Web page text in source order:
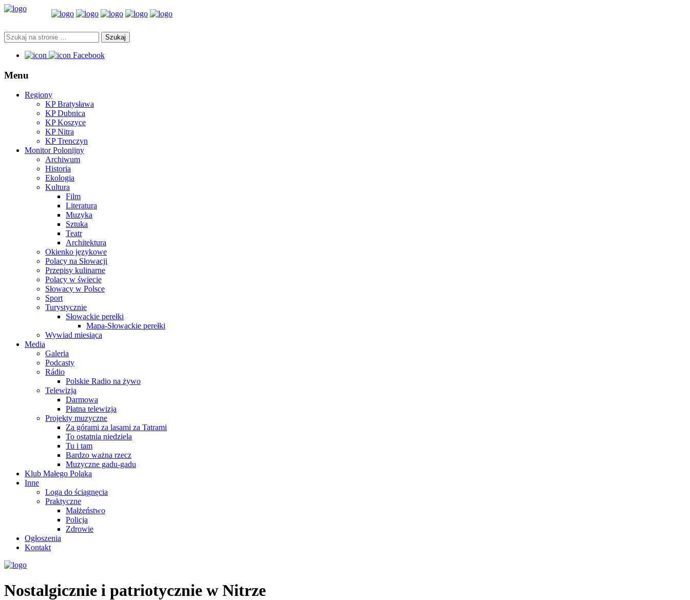
Facebook
Menu
Regiony
KP Bratysława
KP Dubnica
KP Koszyce
KP Nitra
KP Trenczyn
Monitor Polonijny
Archiwum
Historia
Ekologia
Kultura
Film
Literatura
Muzyka
Sztuka
Teatr
Architektura
Okienko językowe
Polacy na Słowacji
Przepisy kulinarne
Polacy w świecie
Słowacy w Polsce
Sport
Turystycznie
Słowackie perełki
Mapa-Słowackie perełki
Wywiad miesiąca
Media
Galeria
Podcasty
Rádio
Polskie Radio na żywo
Telewizja
Darmowa
Płatna telewizja
Projekty muzyczne
Za górami za lasami za Tatrami
To ostatnia niedziela
Tu i tam
Bardzo ważna rzecz
Muzyczne gadu-gadu
Klub Małego Polaka
Inne
Loga do ściągnęcia
Praktyczne
Małżeństwo
Policja
Zdrowie
Ogłoszenia
Kontakt
Nostalgicznie i patriotycznie w Nitrze